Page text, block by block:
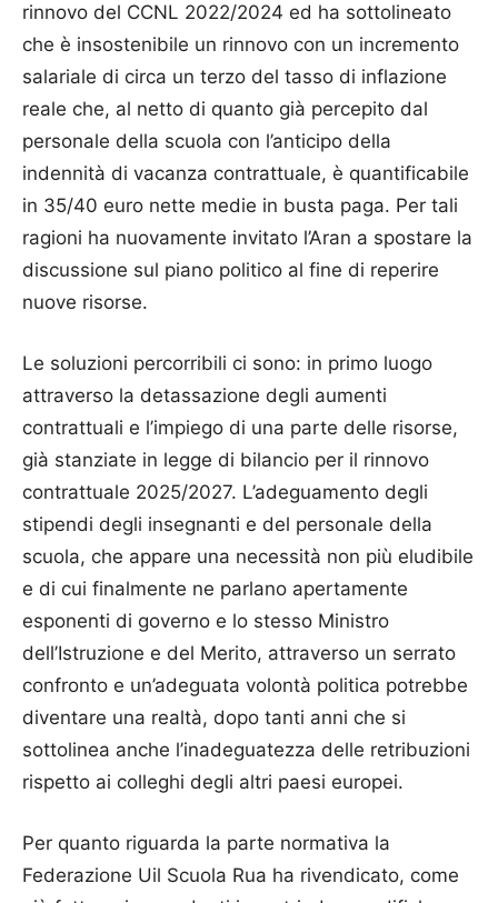
rinnovo del CCNL 2022/2024 ed ha sottolineato
che è insostenibile un rinnovo con un incremento
salariale di circa un terzo del tasso di inflazione
reale che, al netto di quanto già percepito dal
personale della scuola con l’anticipo della
indennità di vacanza contrattuale, è quantificabile
in 35/40 euro nette medie in busta paga. Per tali
ragioni ha nuovamente invitato l’Aran a spostare la
discussione sul piano politico al fine di reperire
nuove risorse.
Le soluzioni percorribili ci sono: in primo luogo
attraverso la detassazione degli aumenti
contrattuali e l’impiego di una parte delle risorse,
già stanziate in legge di bilancio per il rinnovo
contrattuale 2025/2027. L’adeguamento degli
stipendi degli insegnanti e del personale della
scuola, che appare una necessità non più eludibile
e di cui finalmente ne parlano apertamente
esponenti di governo e lo stesso Ministro
dell’Istruzione e del Merito, attraverso un serrato
confronto e un’adeguata volontà politica potrebbe
diventare una realtà, dopo tanti anni che si
sottolinea anche l’inadeguatezza delle retribuzioni
rispetto ai colleghi degli altri paesi europei.
Per quanto riguarda la parte normativa la
Federazione Uil Scuola Rua ha rivendicato, come